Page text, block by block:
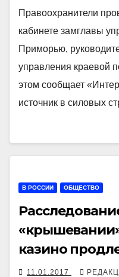
Правоохранители
кабинете замглавы
Приморью,
управления краевой
этом сообщает
источник в силовых
В РОССИИ ОБЩЕСТВО
казино
11.01.2017